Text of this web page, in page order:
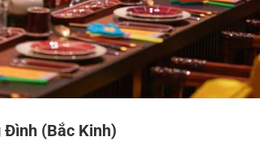
Đình (Bắc Kinh)